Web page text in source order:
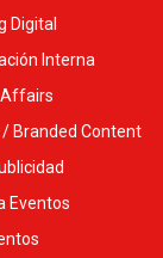
Digital
Interna
Affairs
Branded Content
Eventos